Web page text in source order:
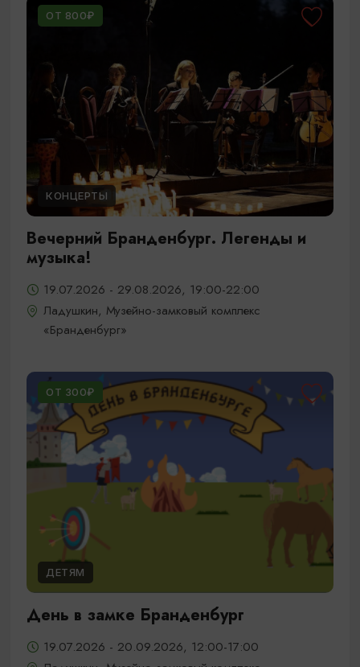
ОТ 800₽
КОНЦЕРТЫ
Вечерний Бранденбург. Легенды и
музыка!
19.07.2026 - 29.08.2026, 19:00-22:00
Ладушкин, Музейно-замковый комплекс
«Бранденбург»
ОТ 300₽
ДЕТЯМ
День в замке Бранденбург
19.07.2026 - 20.09.2026, 12:00-17:00